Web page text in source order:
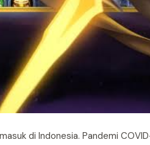
di Indonesia. Pandemi